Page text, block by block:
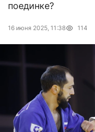
поединке?
16 июня 2025, 11:38 114